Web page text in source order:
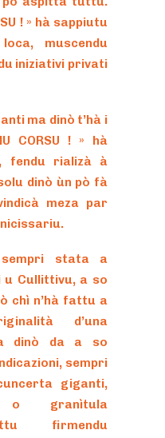
! » hà sappiutu
muscendu
iniziativi privati
ma dinò t’hà i
CORSU ! » hà
fendu rializà à
dinò ùn pò fà
meza par
sempri stata a
u Cullittivu, a so
chì n’hà fattu a
d’una
dinò da a so
sempri
giganti,
o granìtula
firmendu